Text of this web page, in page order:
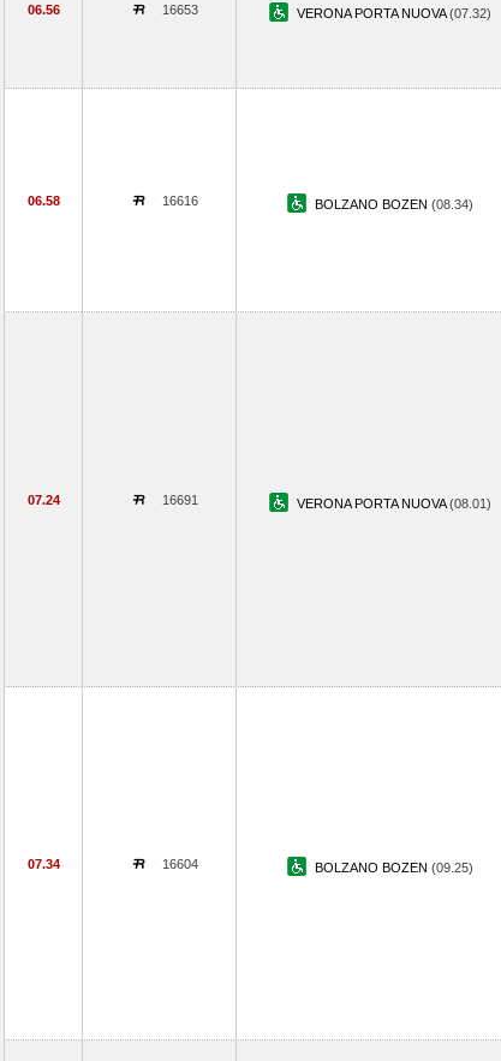
06.56 16653 VERONA PORTA NUOVA(07.32)
06.58 16616 BOLZANO BOZEN (08.34)
07.24 16691 VERONA PORTA NUOVA(08.01)
07.34 16604 BOLZANO BOZEN (09.25)